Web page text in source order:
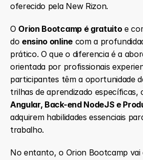
oferecido pela New Rizon.
O Orion Bootcamp é gratuito e
do ensino online com a
prático. O que o diferencia é a
orientada por profissionais
participantes têm a oportunidade
trilhas de aprendizado específicas,
Angular, Back-end NodeJS e
adquirem habilidades essenciais
trabalho.
No entanto, o Orion Bootcamp vai